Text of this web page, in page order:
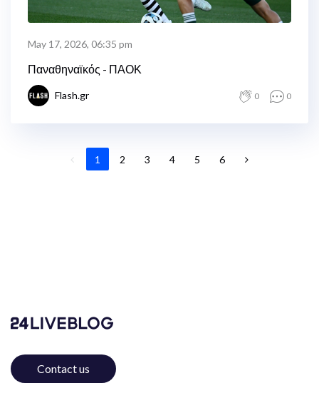
May 17, 2026, 06:35 pm
Παναθηναϊκός - ΠΑΟΚ
Flash.gr 0 0
1 2 3 4 5 6
Contact us